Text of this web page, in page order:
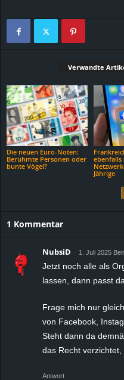
Verwandte
Die neuen Euro-Noten:
Berühmte Personen oder
bunte Vögel?
ebenfalls
Jährige
1 Kommentar
NubsiD 1. Juli 2025
Jetzt noch alle als
lassen, dann passt
Frage mich nur
von Facebook,
Steht dann da
das Recht
Antwort